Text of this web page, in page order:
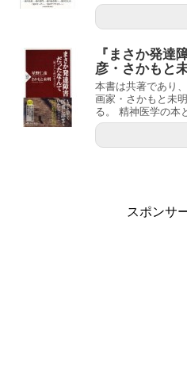
『まさか発達
彦・さかもと
本書は共著であり
画家・さかもと未
る。 精神医学の本
スポンサ